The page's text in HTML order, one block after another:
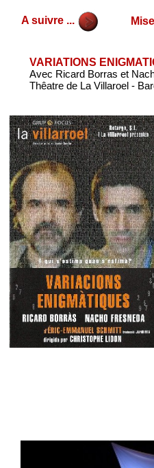
VARIATIONS
Avec Ricard Borras et
Thêatre de La Villaroel -
A suivre ...